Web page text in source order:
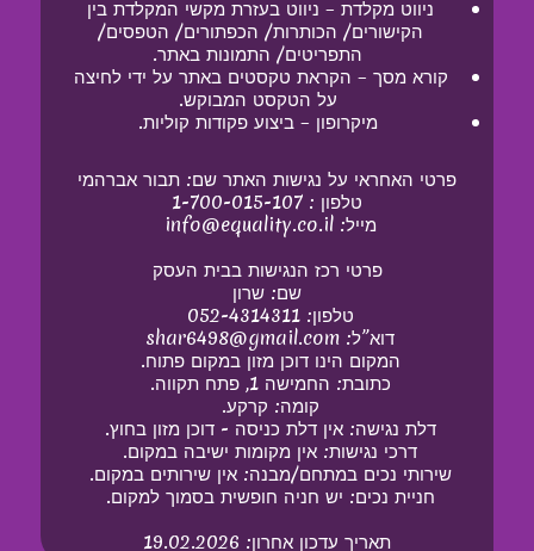
הקישורים/ הכותרות/ הכפתורים/ הטפסים/
התפריטים/ התמונות באתר.
על הטקסט המבוקש.
מיקרופון – ביצוע פקודות קוליות.
פרטי האחראי על נגישות האתר שם: תבור אברהמי
טלפון : 1-700-015-107
מייל: info@equality.co.il
פרטי רכז הנגישות בבית העסק
שם: שרון
טלפון: 052-4314311
דוא”ל: shar6498@gmail.com
המקום הינו דוכן מזון במקום פתוח.
כתובת: החמישה 1, פתח תקווה.
קומה: קרקע.
דלת נגישה: אין דלת כניסה - דוכן מזון בחוץ.
דרכי נגישות: אין מקומות ישיבה במקום.
שירותי נכים במתחם/מבנה: אין שירותים במקום.
חניית נכים: יש חניה חופשית בסמוך למקום.
תאריך עדכון אחרון: 19.02.2026